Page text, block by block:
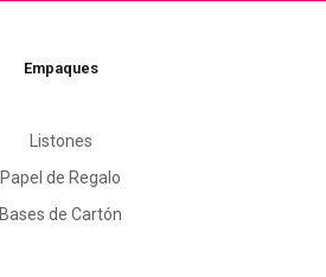
Empaques
Listones
Papel de Regalo
Bases de Cartón